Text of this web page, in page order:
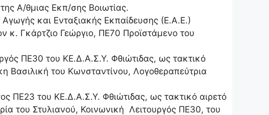
Α/θμιας Εκπ/σης Βοιωτίας.
και Ενταξιακής Εκπαίδευσης (Ε.Α.Ε.)
κ. Γκάρτζιο Γεώργιο, ΠΕ70 Προϊστάμενο του
ΠΕ30 του ΚΕ.Δ.Α.Σ.Υ. Φθιώτιδας, ως τακτικό
Βασιλική του Κωνσταντίνου, Λογοθεραπεύτρια
ΠΕ23 του ΚΕ.Δ.Α.Σ.Υ. Φθιώτιδας, ως τακτικό αιρετό
του Στυλιανού, Κοινωνική Λειτουργός ΠΕ30, του